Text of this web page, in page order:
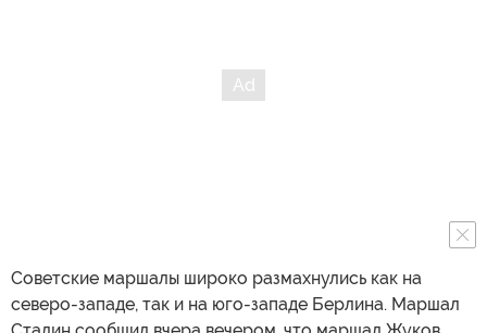
Советские маршалы широко размахнулись как на
северо-западе, так и на юго-западе Берлина. Маршал